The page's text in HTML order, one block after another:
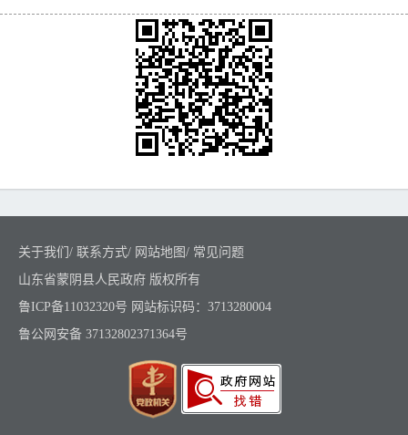
关于我们 / 联系方式/ 网站地图/ 常见问题
山东省蒙阴县人民政府 版权所有
鲁ICP备11032320号 网站标识码：3713280004
鲁公网安备 37132802371364号